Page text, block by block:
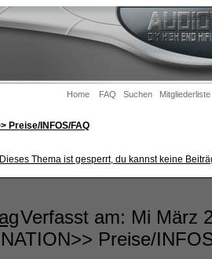
Home FAQ Suchen Mitgliederliste
Preise/INFOS/FAQ
Verfasst am: Mi März
Preise/